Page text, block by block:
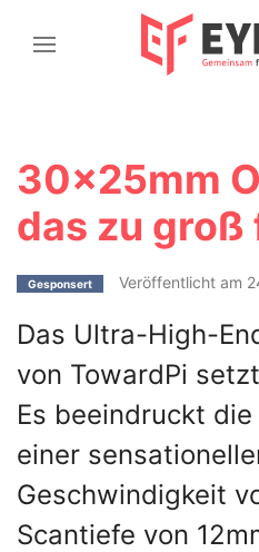
30x25mm
das zu groß
Gesponsert Veröffentlicht am
Das Ultra-High-
von TowardPi
Es beeindruckt
einer
Geschwindigkeit
Scantiefe von